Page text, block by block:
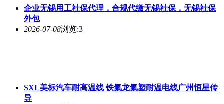
企业无锡用工社保代理，合规代缴无锡社保，无锡社保
外包
2026-07-08浏览:3
SXL美标汽车耐高温线 铁氟龙氟塑耐温电线广州恒星传
导